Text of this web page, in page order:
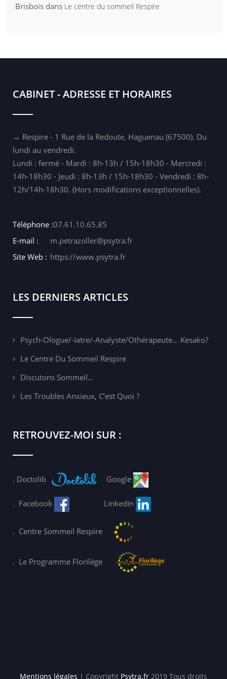
Brisbois dans Le centre du sommeil Respire
CABINET - ADRESSE ET HORAIRES
→ Respire - 1 Rue de la Redoute, Haguenau (67500). Du
lundi au vendredi.
Lundi : fermé - Mardi : 8h-13h / 15h-18h30 - Mercredi :
14h-18h30 - Jeudi : 8h-13h / 15h-18h30 - Vendredi : 8h-
12h/14h-18h30. (Hors modifications exceptionnelles).
Téléphone :07.61.10.65.85
E-mail :
m.petrazoller@psytra.fr
Site Web : https://www.psytra.fr
LES DERNIERS ARTICLES
Psych-Ologue/-Iatre/-Analyste/othérapeute… Kesako?
Le Centre Du Sommeil Respire
Discutons Sommeil…
Les Troubles Anxieux, C’est Quoi ?
RETROUVEZ-MOI SUR :
. Doctolib Google
. Facebook LinkedIn
. Centre Sommeil Respire
. Le Programme Florilège
Mentions légales | Copyright Psytra.fr 2019 Tous droits